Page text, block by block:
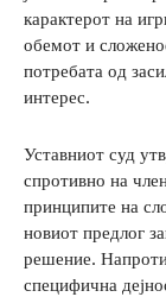
карактерот на
обемот и
потребата од
интерес.
Уставниот суд
спротивно на
принципите на
новиот предлог
решение.
специфична